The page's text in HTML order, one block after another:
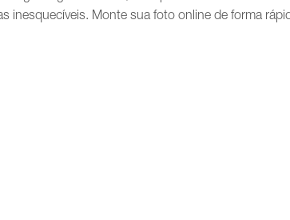
inesquecíveis. Monte sua foto online de forma